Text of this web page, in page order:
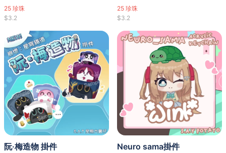
25 珍珠
$3.2
色
25 珍珠
$3.2
阮·梅造物 掛件 Neuro sama掛件